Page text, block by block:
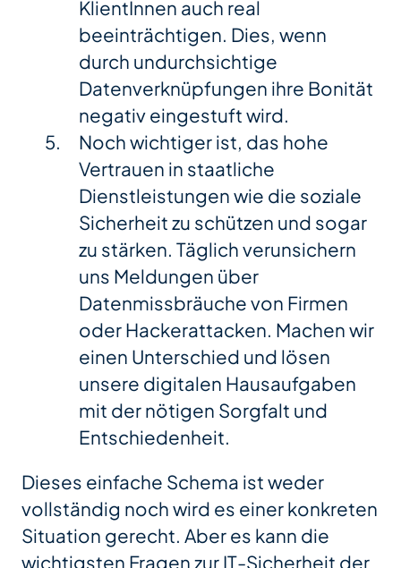
KlientInnen auch real
beeinträchtigen. Dies, wenn
durch undurchsichtige
Datenverknüpfungen ihre Bonität
negativ eingestuft wird.
Noch wichtiger ist, das hohe
Vertrauen in staatliche
Dienstleistungen wie die soziale
Sicherheit zu schützen und sogar
zu stärken. Täglich verunsichern
uns Meldungen über
Datenmissbräuche von Firmen
oder Hackerattacken. Machen wir
einen Unterschied und lösen
unsere digitalen Hausaufgaben
mit der nötigen Sorgfalt und
Entschiedenheit.
Dieses einfache Schema ist weder
vollständig noch wird es einer konkreten
Situation gerecht. Aber es kann die
wichtigsten Fragen zur IT-Sicherheit der